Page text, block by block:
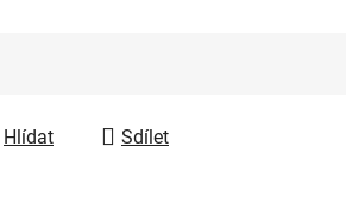
Hlídat Sdílet